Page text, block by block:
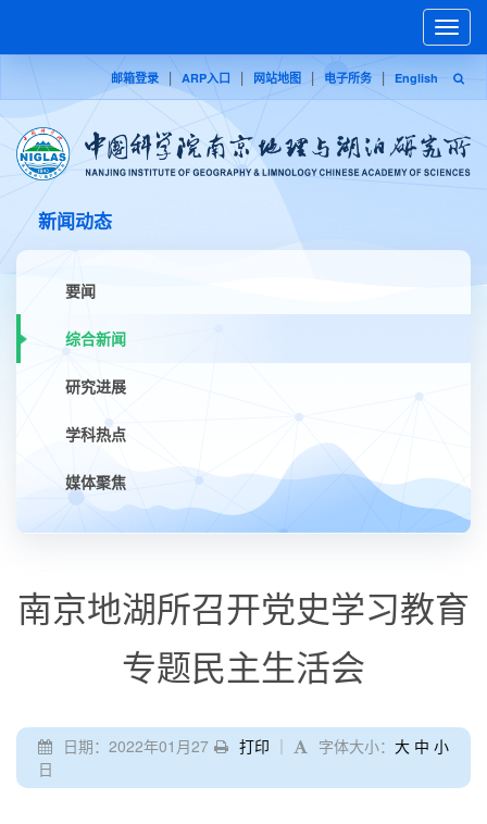
邮箱登录 | ARP入口 | 网站地图 | 电子所务 | English
Toggle
新闻动态
要闻
综合新闻
研究进展
学科热点
媒体聚焦
南京地湖所召开党史学习教育
专题民主生活会
打印 ｜ 字体大小： 大 中 小
日期：2022年01月27
日